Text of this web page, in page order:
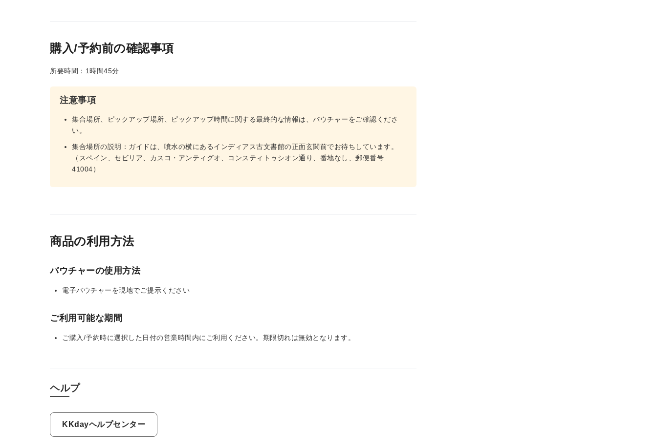
購入/予約前の確認事項
所要時間：1時間45分
注意事項
集合場所、ピックアップ場所、ピックアップ時間に関する最終的な情報は、バウチャーをご確認くださ
い。
集合場所の説明：ガイドは、噴水の横にあるインディアス古文書館の正面玄関前でお待ちしています。
（スペイン、セビリア、カスコ・アンティグオ、コンスティトゥシオン通り、番地なし、郵便番号
41004）
商品の利用方法
バウチャーの使用方法
電子バウチャーを現地でご提示ください
ご利用可能な期間
ご購入/予約時に選択した日付の営業時間内にご利用ください。期限切れは無効となります。
ヘルプ
KKdayヘルプセンター